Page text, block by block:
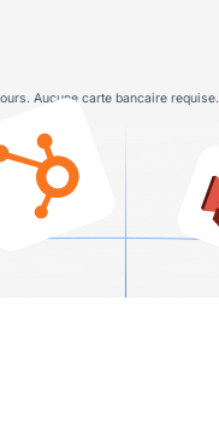
Aucune carte bancaire requise.